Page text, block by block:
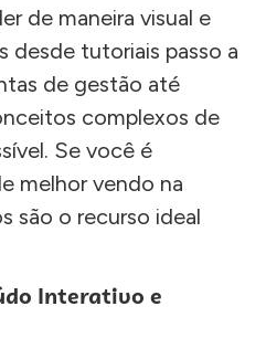
de maneira visual e
desde tutoriais passo a
de gestão até
complexos de
Se você é
melhor vendo na
são o recurso ideal
Interativo e